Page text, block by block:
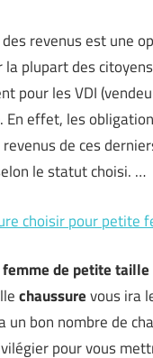
revenus est une
la plupart des
pour les VDI
En effet, les
de ces
le statut choisi. …
choisir pour petite
femme de petite taille
chaussurevous ira
un bon nombre de
pour vous